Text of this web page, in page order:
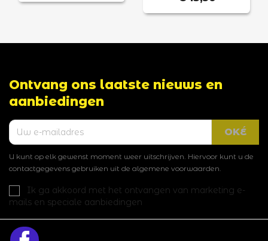
Ontvang ons laatste nieuws en
aanbiedingen
U kunt op elk gewenst moment weer uitschrijven. Hiervoor kunt u de
contactgegevens gebruiken uit de algemene voorwaarden.
Ik ga akkoord met het ontvangen van marketing e-
mails en speciale aanbiedingen